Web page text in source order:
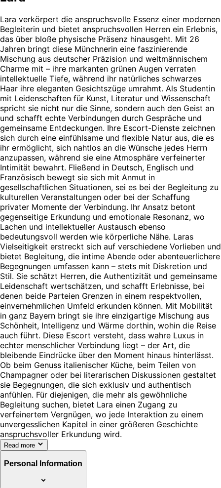
Lara verkörpert die anspruchsvolle Essenz einer modernen
Begleiterin und bietet anspruchsvollen Herren ein Erlebnis,
das über bloße physische Präsenz hinausgeht. Mit 26
Jahren bringt diese Münchnerin eine faszinierende
Mischung aus deutscher Präzision und weltmännischem
Charme mit – ihre markanten grünen Augen verraten
intellektuelle Tiefe, während ihr natürliches schwarzes
Haar ihre eleganten Gesichtszüge umrahmt. Als Studentin
mit Leidenschaften für Kunst, Literatur und Wissenschaft
spricht sie nicht nur die Sinne, sondern auch den Geist an
und schafft echte Verbindungen durch Gespräche und
gemeinsame Entdeckungen. Ihre Escort-Dienste zeichnen
sich durch eine einfühlsame und flexible Natur aus, die es
ihr ermöglicht, sich nahtlos an die Wünsche jedes Herrn
anzupassen, während sie eine Atmosphäre verfeinerter
Intimität bewahrt. Fließend in Deutsch, Englisch und
Französisch bewegt sie sich mit Anmut in
gesellschaftlichen Situationen, sei es bei der Begleitung zu
kulturellen Veranstaltungen oder bei der Schaffung
privater Momente der Verbindung. Ihr Ansatz betont
gegenseitige Erkundung und emotionale Resonanz, wo
Lachen und intellektueller Austausch ebenso
bedeutungsvoll werden wie körperliche Nähe. Laras
Vielseitigkeit erstreckt sich auf verschiedene Vorlieben und
bietet Begleitung, die intime Abende oder abenteuerlichere
Begegnungen umfassen kann – stets mit Diskretion und
Stil. Sie schätzt Herren, die Authentizität und gemeinsame
Leidenschaft wertschätzen, und schafft Erlebnisse, bei
denen beide Parteien Grenzen in einem respektvollen,
einvernehmlichen Umfeld erkunden können. Mit Mobilität
in ganz Bayern bringt sie ihre einzigartige Mischung aus
Schönheit, Intelligenz und Wärme dorthin, wohin die Reise
auch führt. Diese Escort versteht, dass wahre Luxus in
echter menschlicher Verbindung liegt – der Art, die
bleibende Eindrücke über den Moment hinaus hinterlässt.
Ob beim Genuss italienischer Küche, beim Teilen von
Champagner oder bei literarischen Diskussionen gestaltet
sie Begegnungen, die sich exklusiv und authentisch
anfühlen. Für diejenigen, die mehr als gewöhnliche
Begleitung suchen, bietet Lara einen Zugang zu
verfeinertem Vergnügen, wo jede Interaktion zu einem
unvergesslichen Kapitel in einer größeren Geschichte
anspruchsvoller Erkundung wird.
Read more
Personal Information